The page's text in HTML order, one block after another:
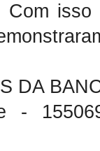
Com
DA
-